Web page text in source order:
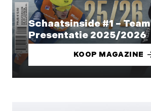
Schaatsinside #1 – Team
Presentatie 2025/2026
KOOP MAGAZINE